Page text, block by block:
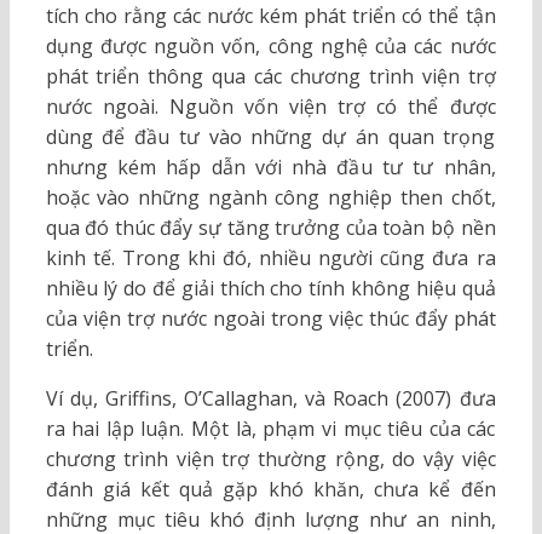
tích cho rằng các nước kém phát triển có thể tận
dụng được nguồn vốn, công nghệ của các nước
phát triển thông qua các chương trình viện trợ
nước ngoài. Nguồn vốn viện trợ có thể được
dùng để đầu tư vào những dự án quan trọng
nhưng kém hấp dẫn với nhà đầu tư tư nhân,
hoặc vào những ngành công nghiệp then chốt,
qua đó thúc đẩy sự tăng trưởng của toàn bộ nền
kinh tế. Trong khi đó, nhiều người cũng đưa ra
nhiều lý do để giải thích cho tính không hiệu quả
của viện trợ nước ngoài trong việc thúc đẩy phát
triển.
Ví dụ, Griffins, O’Callaghan, và Roach (2007) đưa
ra hai lập luận. Một là, phạm vi mục tiêu của các
chương trình viện trợ thường rộng, do vậy việc
đánh giá kết quả gặp khó khăn, chưa kể đến
những mục tiêu khó định lượng như an ninh,